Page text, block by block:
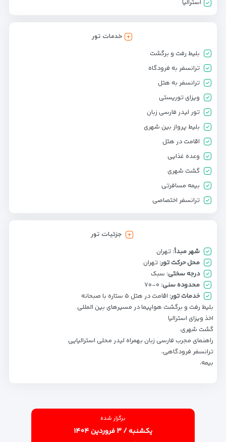
استرالیا
خدمات تور
بلیط رفت و برگشت
ترانسفر به فرودگاه
ترانسفر به هتل
ویزای توریستی
تور لیدر فارسی زبان
بلیط پرواز بین شهری
اقامت در هتل
وعده غذایی
گشت شهری
بیمه مسافرتی
ترانسفر اختصاصی
جزئیات تور
شهر مبدأ: تهران
محل حرکت تور: تهران
درجه سختی: سبک
محدوده سنی: ۰-۷۰
خدمات تور: اقامت در هتل ۵ ستاره با صبحانه
بلیط رفت و برگشت هواپیما در مسیرهای بین المللی
اخذ ویزای استرالیا
گشت شهری،
راهنمای مجرب فارسی زبان بهمراه لیدر محلی استرالیایی
ترانسفر فرودگاهی،
بیمه،
برگزار شده
یکشنبه / ۳ فروردین ۱۴۰۴